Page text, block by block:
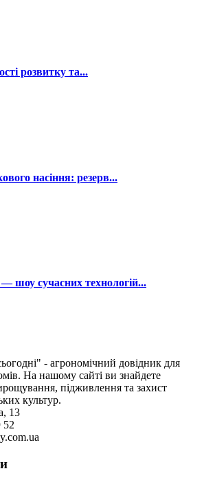
розвитку та...
насіння: резерв...
шоу сучасних технологій...
- агрономічний довідник для
На нашому сайті ви знайдете
підживлення та захист
культур.
13
52